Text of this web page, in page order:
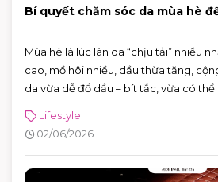
Bí quyết chăm sóc da mùa hè
Mùa hè là lúc làn da “chịu tải” nhiều
cao, mồ hôi nhiều, dầu thừa tăng,
da vừa dễ đổ dầu – bít tắc, vừa có
đúng vài nguyên tắc: làm sạch vừa
chống nắng đúng cách và xử lý mồ
Lifestyle
02/06/2026